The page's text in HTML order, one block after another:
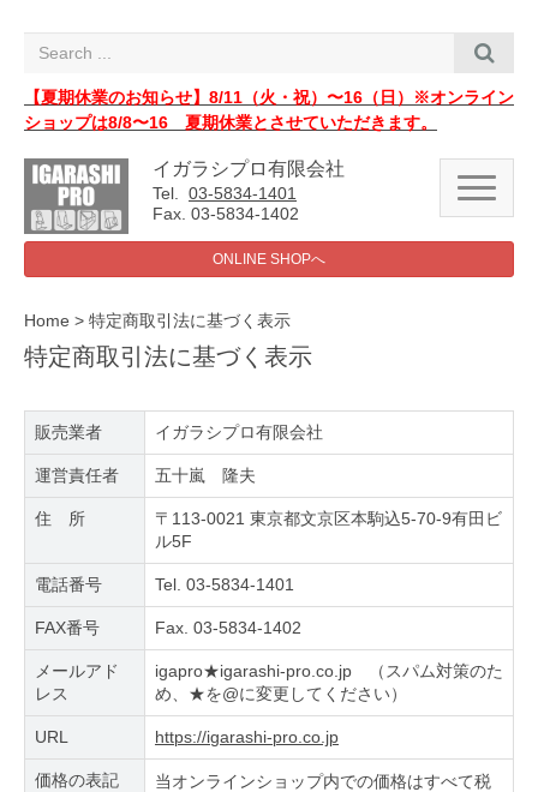
i
【夏期休業のお知らせ】8/11（火・祝）〜16（日）※オンライン
ショップは8/8〜16 夏期休業とさせていただきます。
イガラシプロ有限会社
Tel. 03-5834-1401
Fax. 03-5834-1402
N
a
v
i
a
ONLINE SHOPへ
Home > 特定商取引法に基づく表示
特定商取引法に基づく表示
販売業者 イガラシプロ有限会社
運営責任者 五十嵐 隆夫
住 所
〒113-0021 東京都文京区本駒込5-70-9有田ビ
ル5F
電話番号 Tel. 03-5834-1401
FAX番号 Fax. 03-5834-1402
メールアド
レス
igapro★igarashi-pro.co.jp （スパム対策のた
め、★を@に変更してください）
URL https://igarashi-pro.co.jp
価格の表記
当オンラインショップ内での価格はすべて税